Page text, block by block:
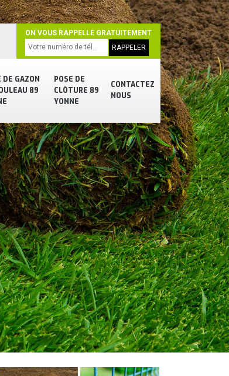
DE GAZON
89
POSE DE
CLÔTURE 89
YONNE
CONTACTEZ
NOUS
ON VOUS RAPPELLE GRATUITEMENT